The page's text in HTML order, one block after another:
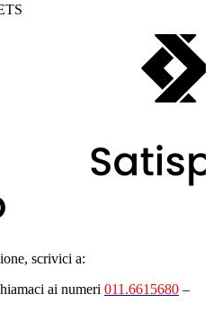
scrivici a:
ai numeri 011.6615680 –